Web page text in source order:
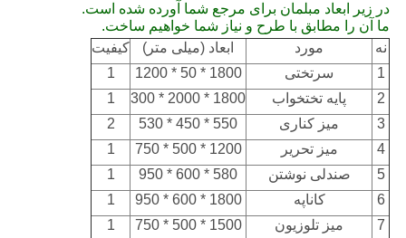
در زیر ابعاد مبلمان برای مرجع شما آورده شده است.
ما آن را مطابق با طرح و نیاز شما خواهیم ساخت.
نه
مورد ابعاد (میلی متر)
کیفیت
1
سرتختی 1800 * 50 * 1200
1
2
پایه تختخواب 1800 * 2000 * 300
1
3
میز کناری 550 * 450 * 530
2
4
میز تحریر 1200 * 500 * 750
1
5
صندلی نوشتن 580 * 600 * 950
1
6
کاناپه 1800 * 600 * 950
1
7
میز تلوزیون 1500 * 500 * 750
1